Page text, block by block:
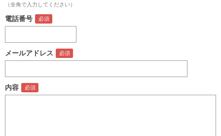
（全角で入力してください）
電話番号
メールアドレス
内容